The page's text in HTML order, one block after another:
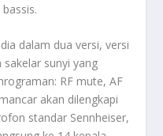
dalam dua versi, versi
sunyi yang
RF mute, AF
akan dilengkapi
standar Sennheiser,